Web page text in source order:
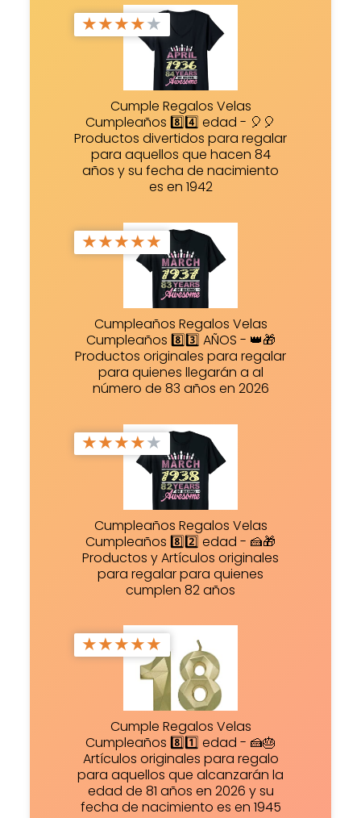
★★★★★
Cumple Regalos Velas
Cumpleaños 8️⃣4️⃣ edad - 🎈🎈
Productos divertidos para regalar
para aquellos que hacen 84
años y su fecha de nacimiento
es en 1942
★★★★★
Cumpleaños Regalos Velas
Cumpleaños 8️⃣3️⃣ AÑOS - 👑🎁
Productos originales para regalar
para quienes llegarán a al
número de 83 años en 2026
★★★★★
Cumpleaños Regalos Velas
Cumpleaños 8️⃣2️⃣ edad - 🍰🎁
Productos y Artículos originales
para regalar para quienes
cumplen 82 años
★★★★★
Cumple Regalos Velas
Cumpleaños 8️⃣1️⃣ edad - 🍰🎂
Artículos originales para regalo
para aquellos que alcanzarán la
edad de 81 años en 2026 y su
fecha de nacimiento es en 1945